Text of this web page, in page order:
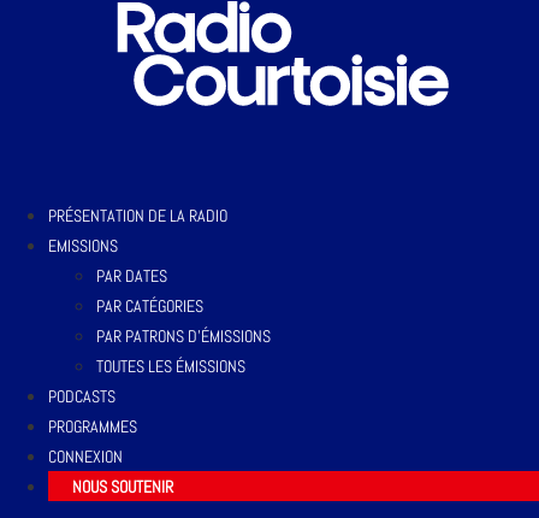
PRÉSENTATION DE LA RADIO
EMISSIONS
PAR DATES
PAR CATÉGORIES
PAR PATRONS D’ÉMISSIONS
TOUTES LES ÉMISSIONS
PODCASTS
PROGRAMMES
CONNEXION
NOUS SOUTENIR